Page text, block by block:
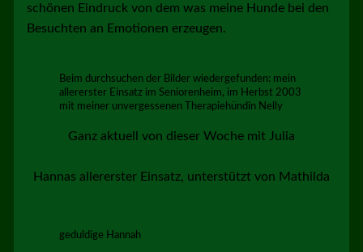
schönen Eindruck von dem was meine Hunde bei den
Besuchten an Emotionen erzeugen.
Beim durchsuchen der Bilder wiedergefunden: mein
allererster Einsatz im Seniorenheim, im Herbst 2003
mit meiner unvergessenen Therapiehündin Nelly
Ganz aktuell von dieser Woche mit Julia
Hannas allererster Einsatz, unterstützt von Mathilda
geduldige Hannah